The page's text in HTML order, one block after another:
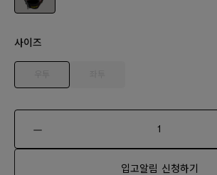
사이즈
입고알림 신청하기